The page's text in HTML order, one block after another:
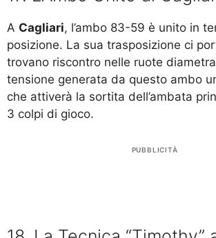
A Cagliari, l’ambo 83-59 è unito in
posizione. La sua trasposizione ci
trovano riscontro nelle ruote
tensione generata da questo ambo
che attiverà la sortita dell’ambata
3 colpi di gioco.
PUBBLICITÀ